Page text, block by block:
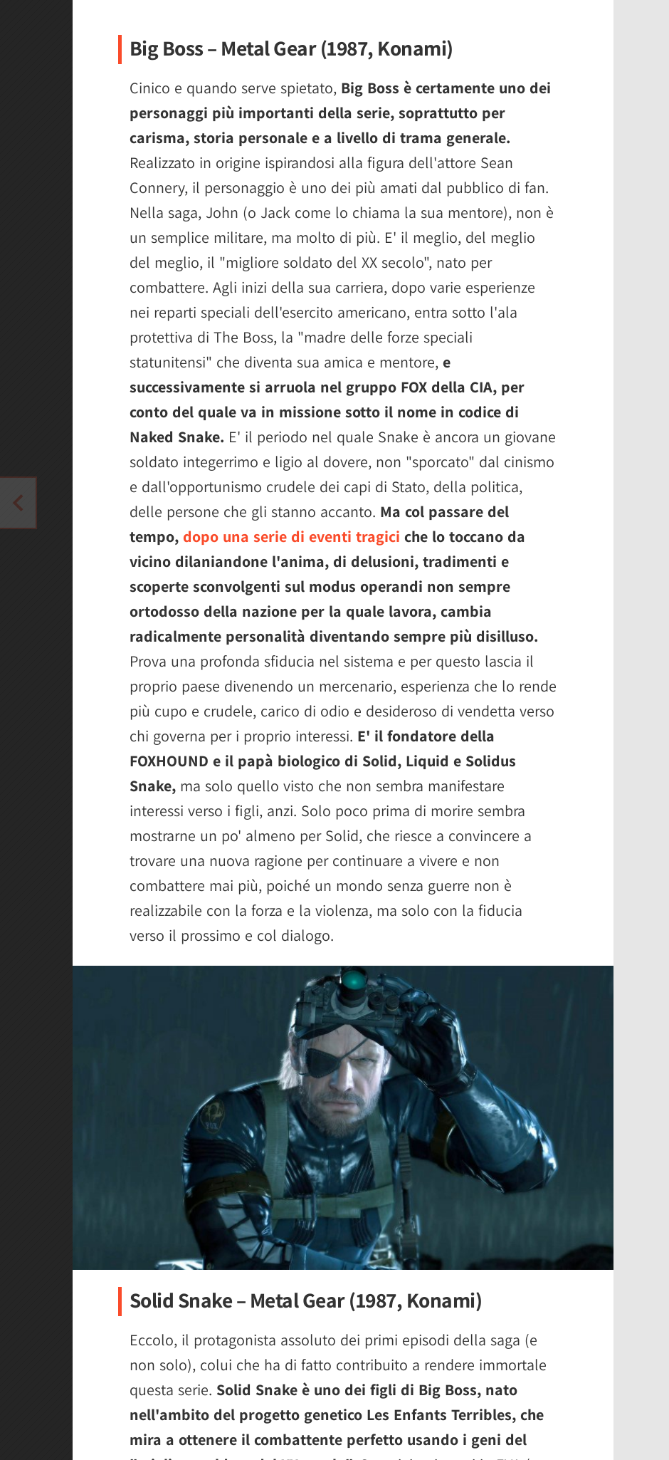
Big Boss – Metal Gear (1987, Konami)
Cinico e quando serve spietato, Big Boss è certamente uno dei
personaggi più importanti della serie, soprattutto per
carisma, storia personale e a livello di trama generale.
Realizzato in origine ispirandosi alla figura dell'attore Sean
Connery, il personaggio è uno dei più amati dal pubblico di fan.
Nella saga, John (o Jack come lo chiama la sua mentore), non è
un semplice militare, ma molto di più. E' il meglio, del meglio
del meglio, il "migliore soldato del XX secolo", nato per
combattere. Agli inizi della sua carriera, dopo varie esperienze
nei reparti speciali dell'esercito americano, entra sotto l'ala
protettiva di The Boss, la "madre delle forze speciali
statunitensi" che diventa sua amica e mentore, e
successivamente si arruola nel gruppo FOX della CIA, per
conto del quale va in missione sotto il nome in codice di
Naked Snake. E' il periodo nel quale Snake è ancora un giovane
soldato integerrimo e ligio al dovere, non "sporcato" dal cinismo
e dall'opportunismo crudele dei capi di Stato, della politica,
delle persone che gli stanno accanto. Ma col passare del
tempo, dopo una serie di eventi tragici che lo toccano da
vicino dilaniandone l'anima, di delusioni, tradimenti e
scoperte sconvolgenti sul modus operandi non sempre
ortodosso della nazione per la quale lavora, cambia
radicalmente personalità diventando sempre più disilluso.
Prova una profonda sfiducia nel sistema e per questo lascia il
proprio paese divenendo un mercenario, esperienza che lo rende
più cupo e crudele, carico di odio e desideroso di vendetta verso
chi governa per i proprio interessi. E' il fondatore della
FOXHOUND e il papà biologico di Solid, Liquid e Solidus
Snake, ma solo quello visto che non sembra manifestare
interessi verso i figli, anzi. Solo poco prima di morire sembra
mostrarne un po' almeno per Solid, che riesce a convincere a
trovare una nuova ragione per continuare a vivere e non
combattere mai più, poiché un mondo senza guerre non è
realizzabile con la forza e la violenza, ma solo con la fiducia
verso il prossimo e col dialogo.
Solid Snake – Metal Gear (1987, Konami)
Eccolo, il protagonista assoluto dei primi episodi della saga (e
non solo), colui che ha di fatto contribuito a rendere immortale
questa serie. Solid Snake è uno dei figli di Big Boss, nato
nell'ambito del progetto genetico Les Enfants Terribles, che
mira a ottenere il combattente perfetto usando i geni del